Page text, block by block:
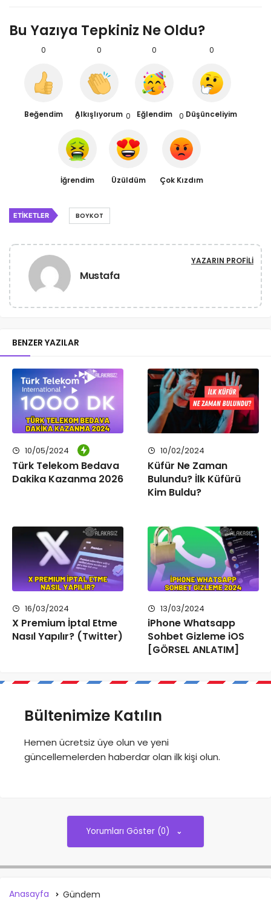
Bu Yazıya Tepkiniz Ne Oldu?
0
Beğendim
0
Alkışlıyorum
0
Eğlendim
0
Düşünceliyim
0
İğrendim
0
Üzüldüm
0
Çok Kızdım
ETIKETLER BOYKOT
Mustafa
YAZARIN PROFILI
BENZER YAZILAR
10/05/2024
Türk Telekom Bedava
Dakika Kazanma 2026
10/02/2024
Küfür Ne Zaman
Bulundu? İlk Küfürü
Kim Buldu?
16/03/2024
X Premium İptal Etme
Nasıl Yapılır? (Twitter)
13/03/2024
iPhone Whatsapp
Sohbet Gizleme iOS
[GÖRSEL ANLATIM]
Bültenimize Katılın
Hemen ücretsiz üye olun ve yeni
güncellemelerden haberdar olan ilk kişi olun.
Yorumları Göster (0)
Anasayfa Gündem